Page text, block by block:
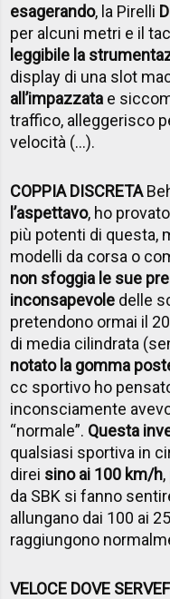
esagerando, la Pirelli
per alcuni metri e il
leggibile la
display di una slot
all’impazzata e
traffico, alleggerisco
velocità (…).
COPPIA DISCRETA
l’aspettavo, ho
più potenti di questa,
modelli da corsa o
non sfoggia le sue
inconsapevole delle
pretendono ormai il
di media cilindrata
notato la gomma
cc sportivo ho
inconsciamente
“normale”. Questa
qualsiasi sportiva in
direi sino ai 100 km/h
da SBK si fanno
allungano dai 100 ai
raggiungono
VELOCE DOVE SERVE